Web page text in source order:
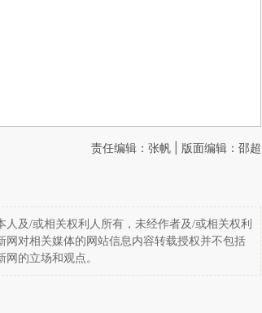
责任编辑：张帆 | 版面编辑：邵超
及/或相关权利人所有，未经作者及/或相关权利
对相关媒体的网站信息内容转载授权并不包括
的立场和观点。